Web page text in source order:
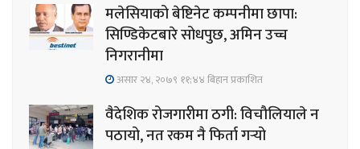
मलेसियाको बेष्टिनेट कम्पनीमा छापा:
सिण्डिकेटबारे सोधपुछ, अमिन उच्च
निगरानीमा
असार २४, २०७९ ११;४४ बिहान प्रकाशित
वैदेशिक रोजगारीमा ठगी: विचौलियाले न
पठायो, नत रकम नै फिर्ता गर्‍यो